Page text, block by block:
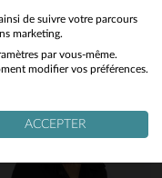
pour vous
de suivre votre parcours
marketing.
par vous-même.
modifier vos préférences.
ACCEPTER